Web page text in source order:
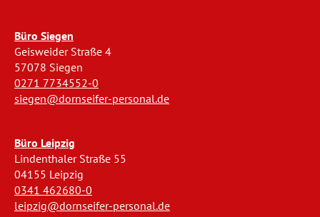
Büro Siegen
Geisweider Straße 4
57078 Siegen
0271 7734552-0
siegen@dornseifer-personal.de
Büro Leipzig
Lindenthaler Straße 55
04155 Leipzig
0341 462680-0
leipzig@dornseifer-personal.de